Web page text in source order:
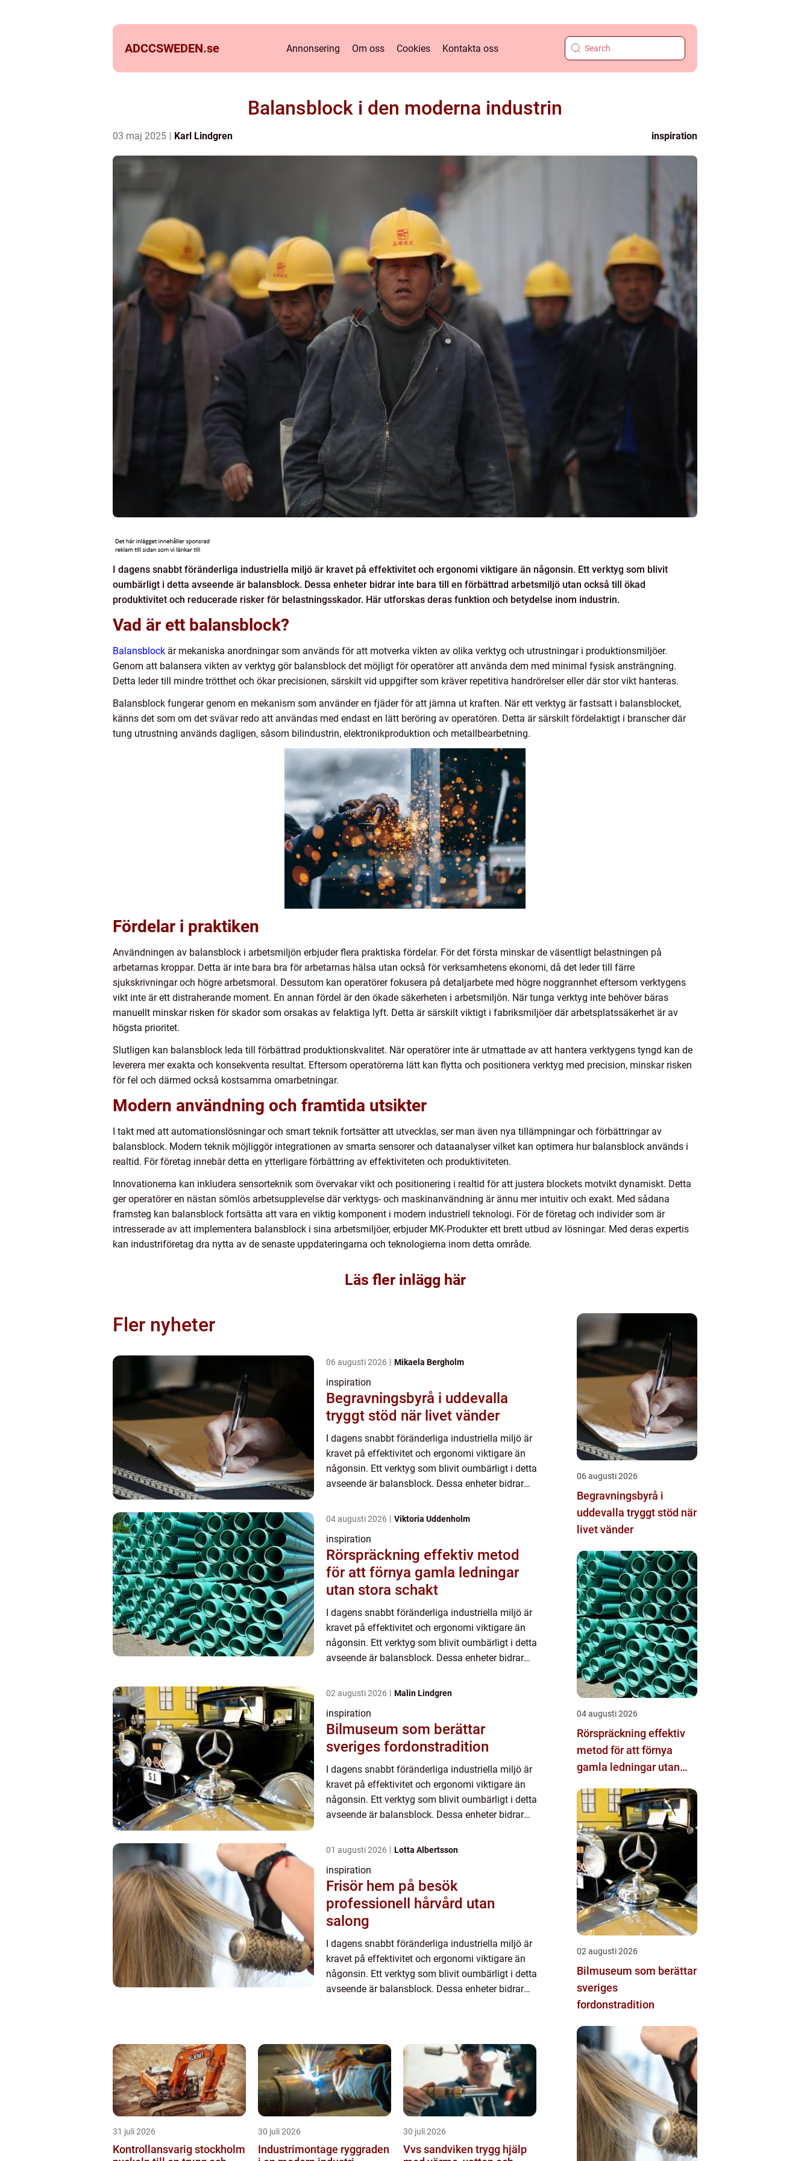
ADCCSWEDEN.se Annonsering Om oss Cookies Kontakta oss
Balansblock i den moderna industrin
03 maj 2025 Karl Lindgren inspiration
I dagens snabbt föränderliga industriella miljö är kravet på effektivitet och ergonomi viktigare än någonsin. Ett verktyg som blivit
oumbärligt i detta avseende är balansblock. Dessa enheter bidrar inte bara till en förbättrad arbetsmiljö utan också till ökad
produktivitet och reducerade risker för belastningsskador. Här utforskas deras funktion och betydelse inom industrin.
Vad är ett balansblock?
Balansblock är mekaniska anordningar som används för att motverka vikten av olika verktyg och utrustningar i produktionsmiljöer.
Genom att balansera vikten av verktyg gör balansblock det möjligt för operatörer att använda dem med minimal fysisk ansträngning.
Detta leder till mindre trötthet och ökar precisionen, särskilt vid uppgifter som kräver repetitiva handrörelser eller där stor vikt hanteras.
Balansblock fungerar genom en mekanism som använder en fjäder för att jämna ut kraften. När ett verktyg är fastsatt i balansblocket,
känns det som om det svävar redo att användas med endast en lätt beröring av operatören. Detta är särskilt fördelaktigt i branscher där
tung utrustning används dagligen, såsom bilindustrin, elektronikproduktion och metallbearbetning.
Fördelar i praktiken
Användningen av balansblock i arbetsmiljön erbjuder flera praktiska fördelar. För det första minskar de väsentligt belastningen på
arbetarnas kroppar. Detta är inte bara bra för arbetarnas hälsa utan också för verksamhetens ekonomi, då det leder till färre
sjukskrivningar och högre arbetsmoral. Dessutom kan operatörer fokusera på detaljarbete med högre noggrannhet eftersom verktygens
vikt inte är ett distraherande moment. En annan fördel är den ökade säkerheten i arbetsmiljön. När tunga verktyg inte behöver bäras
manuellt minskar risken för skador som orsakas av felaktiga lyft. Detta är särskilt viktigt i fabriksmiljöer där arbetsplatssäkerhet är av
högsta prioritet.
Slutligen kan balansblock leda till förbättrad produktionskvalitet. När operatörer inte är utmattade av att hantera verktygens tyngd kan de
leverera mer exakta och konsekventa resultat. Eftersom operatörerna lätt kan flytta och positionera verktyg med precision, minskar risken
för fel och därmed också kostsamma omarbetningar.
Modern användning och framtida utsikter
I takt med att automationslösningar och smart teknik fortsätter att utvecklas, ser man även nya tillämpningar och förbättringar av
balansblock. Modern teknik möjliggör integrationen av smarta sensorer och dataanalyser vilket kan optimera hur balansblock används i
realtid. För företag innebär detta en ytterligare förbättring av effektiviteten och produktiviteten.
Innovationerna kan inkludera sensorteknik som övervakar vikt och positionering i realtid för att justera blockets motvikt dynamiskt. Detta
ger operatörer en nästan sömlös arbetsupplevelse där verktygs- och maskinanvändning är ännu mer intuitiv och exakt. Med sådana
framsteg kan balansblock fortsätta att vara en viktig komponent i modern industriell teknologi. För de företag och individer som är
intresserade av att implementera balansblock i sina arbetsmiljöer, erbjuder MK-Produkter ett brett utbud av lösningar. Med deras expertis
kan industriföretag dra nytta av de senaste uppdateringarna och teknologierna inom detta område.
Läs fler inlägg här
Fler nyheter
06 augusti 2026 Mikaela Bergholm
inspiration
Begravningsbyrå i uddevalla
tryggt stöd när livet vänder
I dagens snabbt föränderliga industriella miljö är
kravet på effektivitet och ergonomi viktigare än
någonsin. Ett verktyg som blivit oumbärligt i detta
avseende är balansblock. Dessa enheter bidrar
04 augusti 2026 Viktoria Uddenholm
inspiration
Rörspräckning effektiv metod
för att förnya gamla ledningar
utan stora schakt
I dagens snabbt föränderliga industriella miljö är
kravet på effektivitet och ergonomi viktigare än
någonsin. Ett verktyg som blivit oumbärligt i detta
avseende är balansblock. Dessa enheter bidrar
02 augusti 2026 Malin Lindgren
inspiration
Bilmuseum som berättar
sveriges fordonstradition
I dagens snabbt föränderliga industriella miljö är
kravet på effektivitet och ergonomi viktigare än
någonsin. Ett verktyg som blivit oumbärligt i detta
avseende är balansblock. Dessa enheter bidrar
01 augusti 2026 Lotta Albertsson
inspiration
Frisör hem på besök
professionell hårvård utan
salong
I dagens snabbt föränderliga industriella miljö är
kravet på effektivitet och ergonomi viktigare än
någonsin. Ett verktyg som blivit oumbärligt i detta
avseende är balansblock. Dessa enheter bidrar
31 juli 2026
Kontrollansvarig stockholm
30 juli 2026
Industrimontage ryggraden
30 juli 2026
Vvs sandviken trygg hjälp
06 augusti 2026
Begravningsbyrå i
uddevalla tryggt stöd när
livet vänder
04 augusti 2026
Rörspräckning effektiv
metod för att förnya
gamla ledningar utan
02 augusti 2026
Bilmuseum som berättar
sveriges
fordonstradition